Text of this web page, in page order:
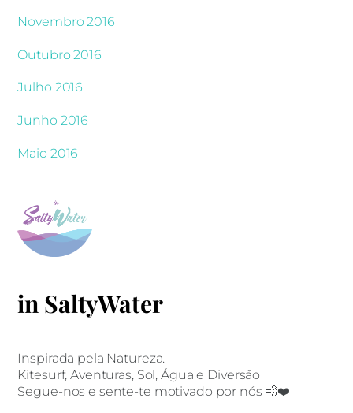
Novembro 2016
Outubro 2016
Julho 2016
Junho 2016
Maio 2016
in SaltyWater
Inspirada pela Natureza.
Kitesurf, Aventuras, Sol, Água e Diversão
Segue-nos e sente-te motivado por nós 💨❤️